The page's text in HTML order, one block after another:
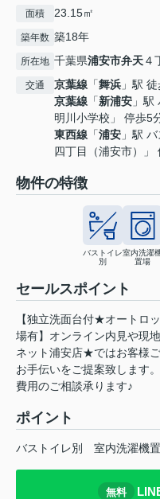
面積 23.15㎡
築年数 築18年
所在地 千葉県浦安市弁天４
交通 京葉線 「舞浜 」駅
京葉線 「新浦安 」
明川小学校」 停歩5
東西線 「浦安 」駅
四丁目（浦安市）」
物件の特徴
バストイレ
別
室内洗濯
置場
セールスポイント
【独立洗面台付★オートロ
場有】オンライン内見や現
ネット浦安店★ではお客様
お手伝いをご提案致します
費用のご相談承ります♪
ポイント
バストイレ別 室内洗濯機
無料